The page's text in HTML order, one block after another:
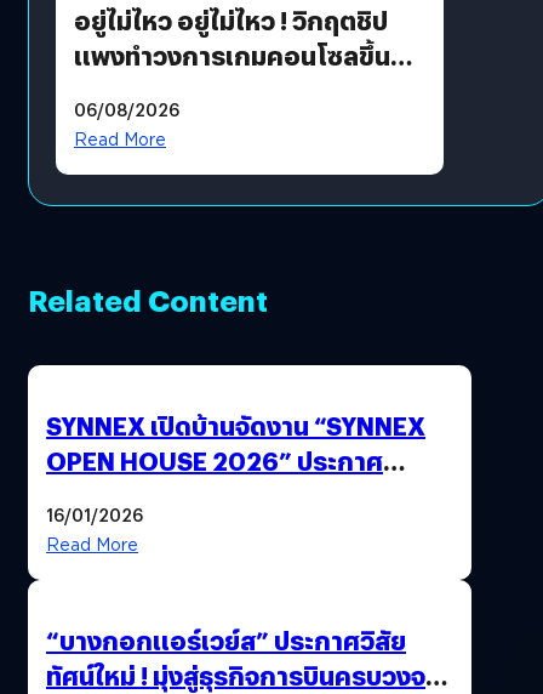
อยู่ไม่ไหว อยู่ไม่ไหว ! วิกฤตชิป
แพงทำวงการเกมคอนโซลขึ้น
?
06/08/2026
Read More
Related Content
SYNNEX เปิดบ้านจัดงาน “SYNNEX
OPEN HOUSE 2026” ประกาศ
ได้ 53,000 ล้านบาท
16/01/2026
Read More
“บางกอกแอร์เวย์ส” ประกาศวิสัย
ทัศน์ใหม่ ! มุ่งสู่ธุรกิจการบินครบวงจร